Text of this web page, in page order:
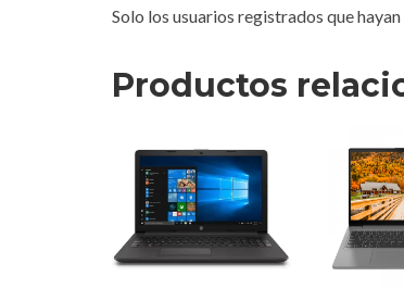
Solo los usuarios registrados que
Productos